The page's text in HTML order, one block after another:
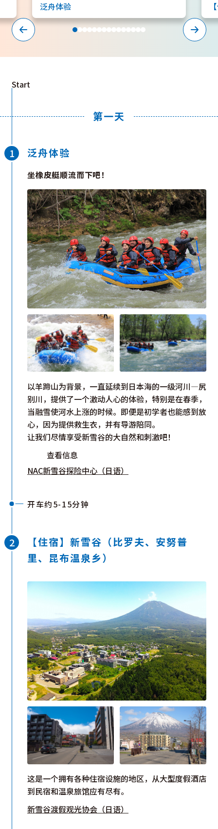
泛舟体验
Start
第一天
泛舟体验
坐橡皮艇顺流而下吧！
以羊蹄山为背景，一直延续到日本海的一级河川—尻
别川，提供了一个激动人心的体验，特别是在春季，
当融雪使河水上涨的时候。即便是初学者也能感到放
心，因为提供救生衣，并有导游陪同。
让我们尽情享受新雪谷的大自然和刺激吧！
查看信息
NAC新雪谷探险中心（日语）
开车约5-15分钟
【住宿】新雪谷（比罗夫、安努普
里、昆布温泉乡）
这是一个拥有各种住宿设施的地区，从大型度假酒店
到民宿和温泉旅馆应有尽有。
新雪谷渡假观光协会（日语）